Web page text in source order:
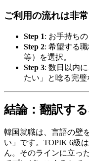
ご利用の流れは非
Step 1: お手持ち
Step 2: 希望する
等）を選択。
Step 3: 数日以内
たい」と唸る完璧
結論：翻訳す
韓国就職は、言語の壁
い」です。TOPIK 6級
ん。そのラインに立っ